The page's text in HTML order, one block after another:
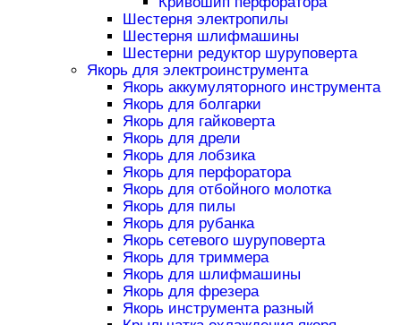
Шестерня электропилы
Шестерня шлифмашины
Шестерни редуктор шуруповерта
Якорь для электроинструмента
Якорь аккумуляторного инструмента
Якорь для болгарки
Якорь для гайковерта
Якорь для дрели
Якорь для лобзика
Якорь для перфоратора
Якорь для отбойного молотка
Якорь для пилы
Якорь для рубанка
Якорь сетевого шуруповерта
Якорь для триммера
Якорь для шлифмашины
Якорь для фрезера
Якорь инструмента разный